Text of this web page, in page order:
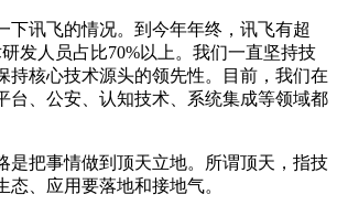
讯飞的情况。到今年年终，讯飞有超
发人员占比70%以上。我们一直坚持技
持核心技术源头的领先性。目前，我们在
台、公安、认知技术、系统集成等领域都
把事情做到顶天立地。所谓顶天，指技
态、应用要落地和接地气。